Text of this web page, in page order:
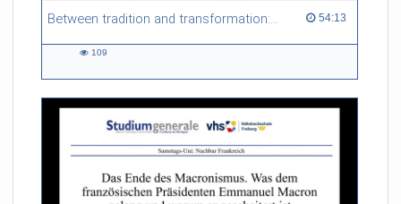
Between tradition and transformation: how owners, advisers and institutions co-create knowledge for resilient forests in Europe 54:13
54:13 duration
109